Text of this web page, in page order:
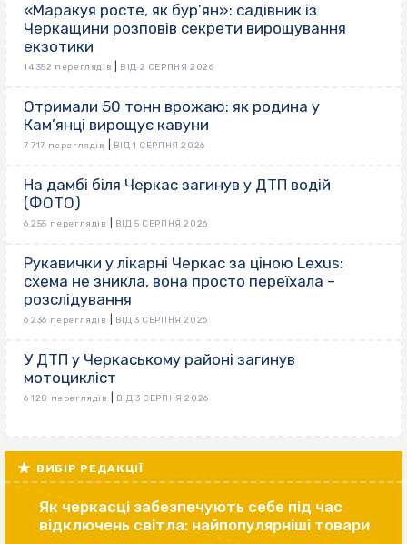
«Маракуя росте, як бур’ян»: садівник із
Черкащини розповів секрети вирощування
екзотики
14 352 переглядів ВІД 2 СЕРПНЯ 2026
Отримали 50 тонн врожаю: як родина у
Кам’янці вирощує кавуни
7 717 переглядів ВІД 1 СЕРПНЯ 2026
На дамбі біля Черкас загинув у ДТП водій
(ФОТО)
6 255 переглядів ВІД 5 СЕРПНЯ 2026
Рукавички у лікарні Черкас за ціною Lexus:
схема не зникла, вона просто переїхала –
розслідування
6 236 переглядів ВІД 3 СЕРПНЯ 2026
У ДТП у Черкаському районі загинув
мотоцикліст
6 128 переглядів ВІД 3 СЕРПНЯ 2026
ВИБІР РЕДАКЦІЇ
Як черкасці забезпечують себе під час
відключень світла: найпопулярніші товари